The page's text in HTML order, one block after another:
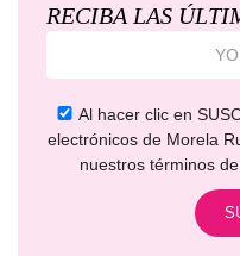
RECIBA LAS
Al hacer clic en
electrónicos de Morela
nuestros términos